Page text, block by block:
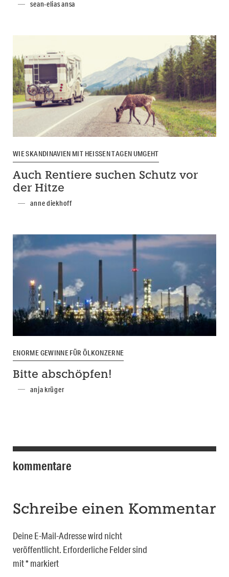
sean-elias ansa
WIE SKANDINAVIEN MIT HEISSEN TAGEN UMGEHT
Auch Rentiere suchen Schutz vor
der Hitze
anne diekhoff
ENORME GEWINNE FÜR ÖLKONZERNE
Bitte abschöpfen!
anja krüger
kommentare
Schreibe einen Kommentar
Deine E-Mail-Adresse wird nicht
veröffentlicht. Erforderliche Felder sind
mit*markiert